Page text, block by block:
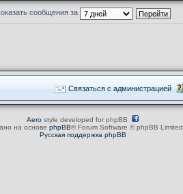
сообщения за
Связаться с администрацией
Aero style developed for phpBB
на основе phpBB® Forum Software © phpBB Limited
Русская поддержка phpBB